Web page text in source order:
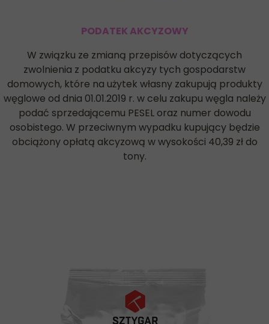
PODATEK AKCYZOWY
W związku ze zmianą przepisów dotyczących
zwolnienia z podatku akcyzy tych gospodarstw
domowych, które na użytek własny zakupują produkty
węglowe od dnia 01.01.2019 r. w celu zakupu węgla należy
podać sprzedającemu PESEL oraz numer dowodu
osobistego. W przeciwnym wypadku kupujący będzie
obciążony opłatą akcyzową w wysokości 40,39 zł do
tony.